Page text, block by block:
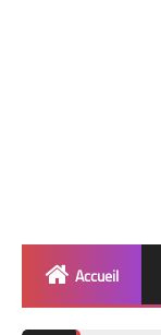
Accueil